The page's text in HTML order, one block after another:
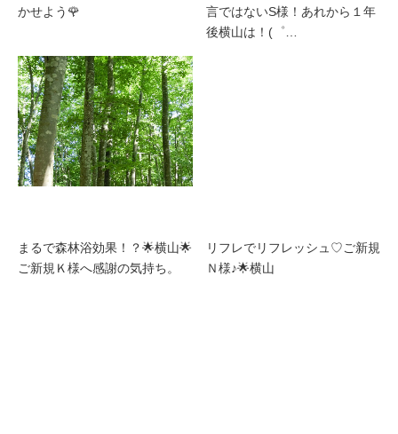
かせよう🌹
言ではないS様！あれから１年
後横山は！(゜…
まるで森林浴効果！？🌟横山🌟
ご新規Ｋ様へ感謝の気持ち。
リフレでリフレッシュ♡ご新規
Ｎ様♪🌟横山